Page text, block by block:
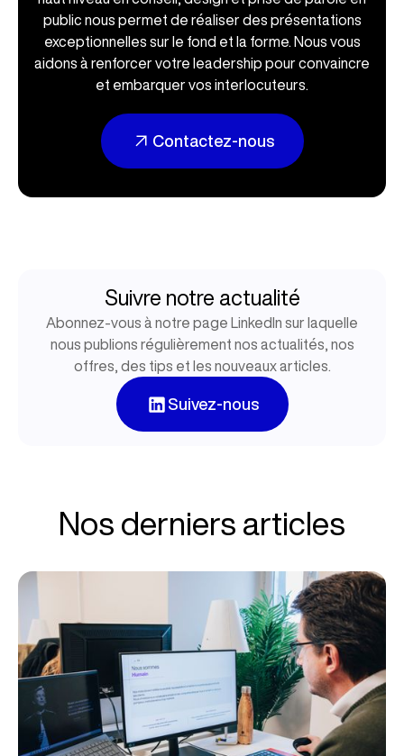
public nous permet de réaliser des présentations
exceptionnelles sur le fond et la forme. Nous vous
aidons à renforcer votre leadership pour convaincre
et embarquer vos interlocuteurs.
Contactez-nous
Suivre notre actualité
Abonnez-vous à notre page LinkedIn sur laquelle
nous publions régulièrement nos actualités, nos
offres, des tips et les nouveaux articles.
Suivez-nous
Nos derniers articles